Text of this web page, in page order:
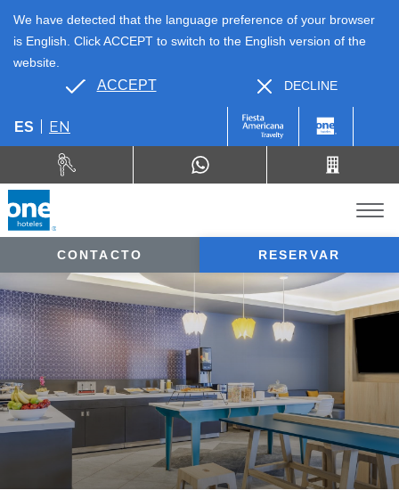
ES EN
CONTACTO RESERVAR
We have detected that the language preference of your browser
is English. Click ACCEPT to switch to the English version of the
website.
ACCEPT DECLINE